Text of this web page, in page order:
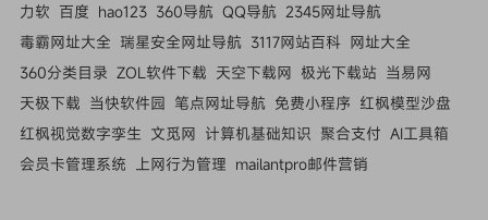
力软 百度 hao123 360导航 QQ导航 2345网址导航
毒霸网址大全 瑞星安全网址导航 3117网站百科 网址大全
360分类目录 ZOL软件下载 天空下载网 极光下载站 当易网
天极下载 当快软件园 笔点网址导航 免费小程序 红枫模型沙盘
红枫视觉数字孪生 文觅网 计算机基础知识 聚合支付 AI工具箱
会员卡管理系统 上网行为管理 mailantpro邮件营销